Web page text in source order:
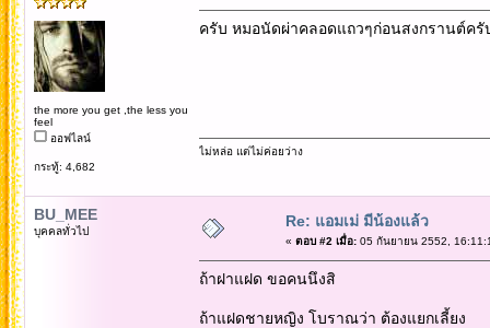
the more you get ,the less you
feel
ออฟไลน์
กระทู้: 4,682
ครับ หมอนัดผ่าคลอดแถวๆก่อนสงกรานต์ครั
ไม่หล่อ แต่ไม่ค่อยว่าง
BU_MEE
บุคคลทั่วไป
Re: แอมเม่ มีน้องแล้ว
« ตอบ #2 เมื่อ:05 กันยายน 2552,
ถ้าฝาแฝด ขอคนนึงสิ
ถ้าแฝดชายหญิง โบราณว่า ต้องแยกเลี้ยง